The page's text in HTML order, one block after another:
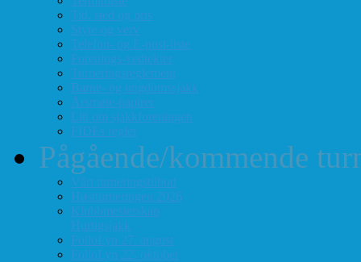
Tid, sted og pris
Styre og verv
Telefon- og E-post-liste
Forenings-vedtekter
Turneringsreglement
Barne- og ungdomssjakk
Årsmøte-papirer
Litt om sjakkforeningen
FIDEs regler
Pågående/kommende
Vårt turneringstilbud
Høstturneringen 2026
Klubbmesterskap
Hurtigsjakk
FolloLyn 27. august
FolloLyn 22. oktober